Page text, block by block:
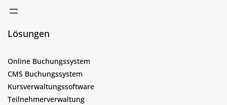
Lösungen
Online Buchungssystem
CMS Buchungssystem
Kursverwaltungssoftware
Teilnehmerverwaltung